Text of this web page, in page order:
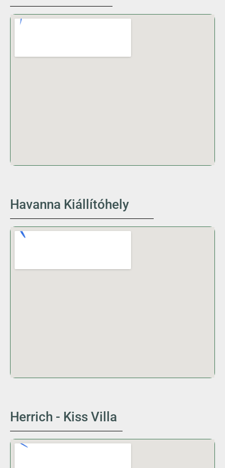
Havanna Kiállítóhely
Herrich - Kiss Villa